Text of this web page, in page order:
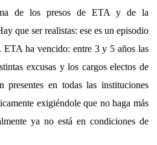
de los presos de ETA y de la
que ser realistas: ese es un episodio
ETA ha vencido: entre 3 y 5 años las
excusas y los cargos electos de
en todas las instituciones
exigiéndole que no haga más
ya no está en condiciones de